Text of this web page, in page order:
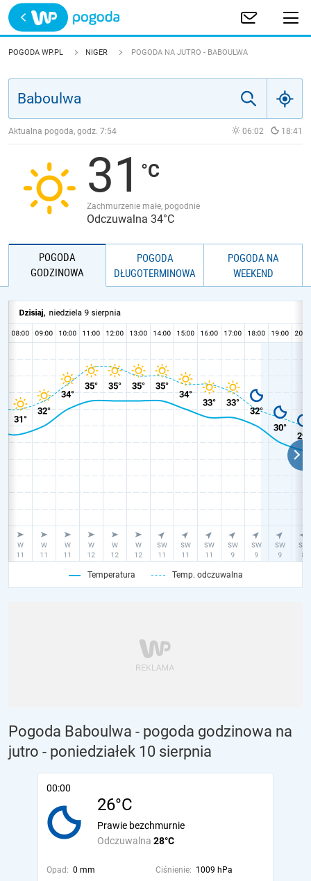
Trwa ładowanie
POLSKA
JAKOŚĆ POWIETRZA
POGODA WP.PL NIGER POGODA NA JUTRO - BABOULWA
Aktualna pogoda, godz. 7:54 06:02 18:41
31
Zachmurzenie małe, pogodnie
Odczuwalna 34°C
POGODA
GODZINOWA
POGODA
DŁUGOTERMINOWA
POGODA NA
WEEKEND
Temperatura Temp. odczuwalna
Pogoda Baboulwa - pogoda godzinowa na
jutro - poniedziałek 10 sierpnia
00:00
26°C
Odczuwalna 28°C
Prawie bezchmurnie
Opad: 0 mm Ciśnienie: 1009 hPa